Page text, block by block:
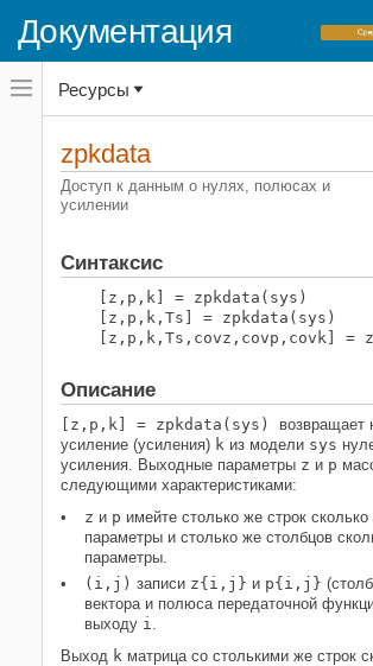
Документация
Переключатель
навигационного
меню
переключатель
навигационного
System Identification Toolbox
Проверка допустимости модели
System Identification Toolbox
Анализ модели
Экстракция данных
НА ЭТОЙ СТРАНИЦЕ
Синтаксис
Описание
Примеры
Ресурсы
zpkdata
Доступ к данным о нулях, полюсах и
усилении
Синтаксис
[z,p,k] = zpkdata(sys)
[z,p,k,Ts] = zpkdata(sys)
[z,p,k,Ts,covz,covp,covk] =
Описание
[z,p,k] = zpkdata(sys) возвращает
усиление (усиления) k из модели sys
усиления. Выходные параметры z и p
следующими характеристиками:
z и p имейте столько же строк
параметры и столько же столбцов
параметры.
(i,j) записи z{i,j} и p{i,j}
вектора и полюса передаточной
выходу i.
Выход k матрица со столькими же строк